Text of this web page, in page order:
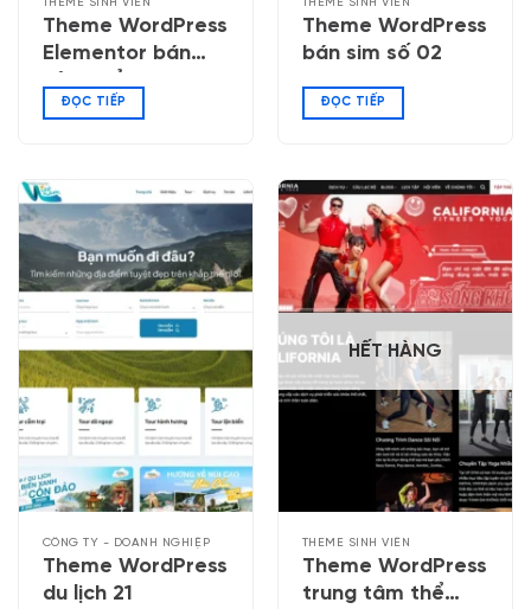
THEME SINH VIÊN
Theme WordPress
Elementor bán
sản phẩm mẹ và
bé 04
ĐỌC TIẾP
THEME SINH VIÊN
Theme WordPress
bán sim số 02
ĐỌC TIẾP
CÔNG TY - DOANH NGHIỆP
Theme WordPress
du lịch 21
HẾT HÀNG
THEME SINH VIÊN
Theme WordPress
trung tâm thể